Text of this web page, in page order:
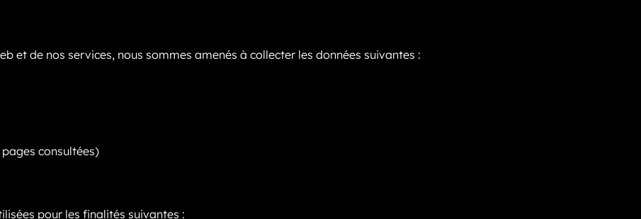
et de nos services, nous sommes amenés à collecter les données suivantes :
consultées)
pour les finalités suivantes :